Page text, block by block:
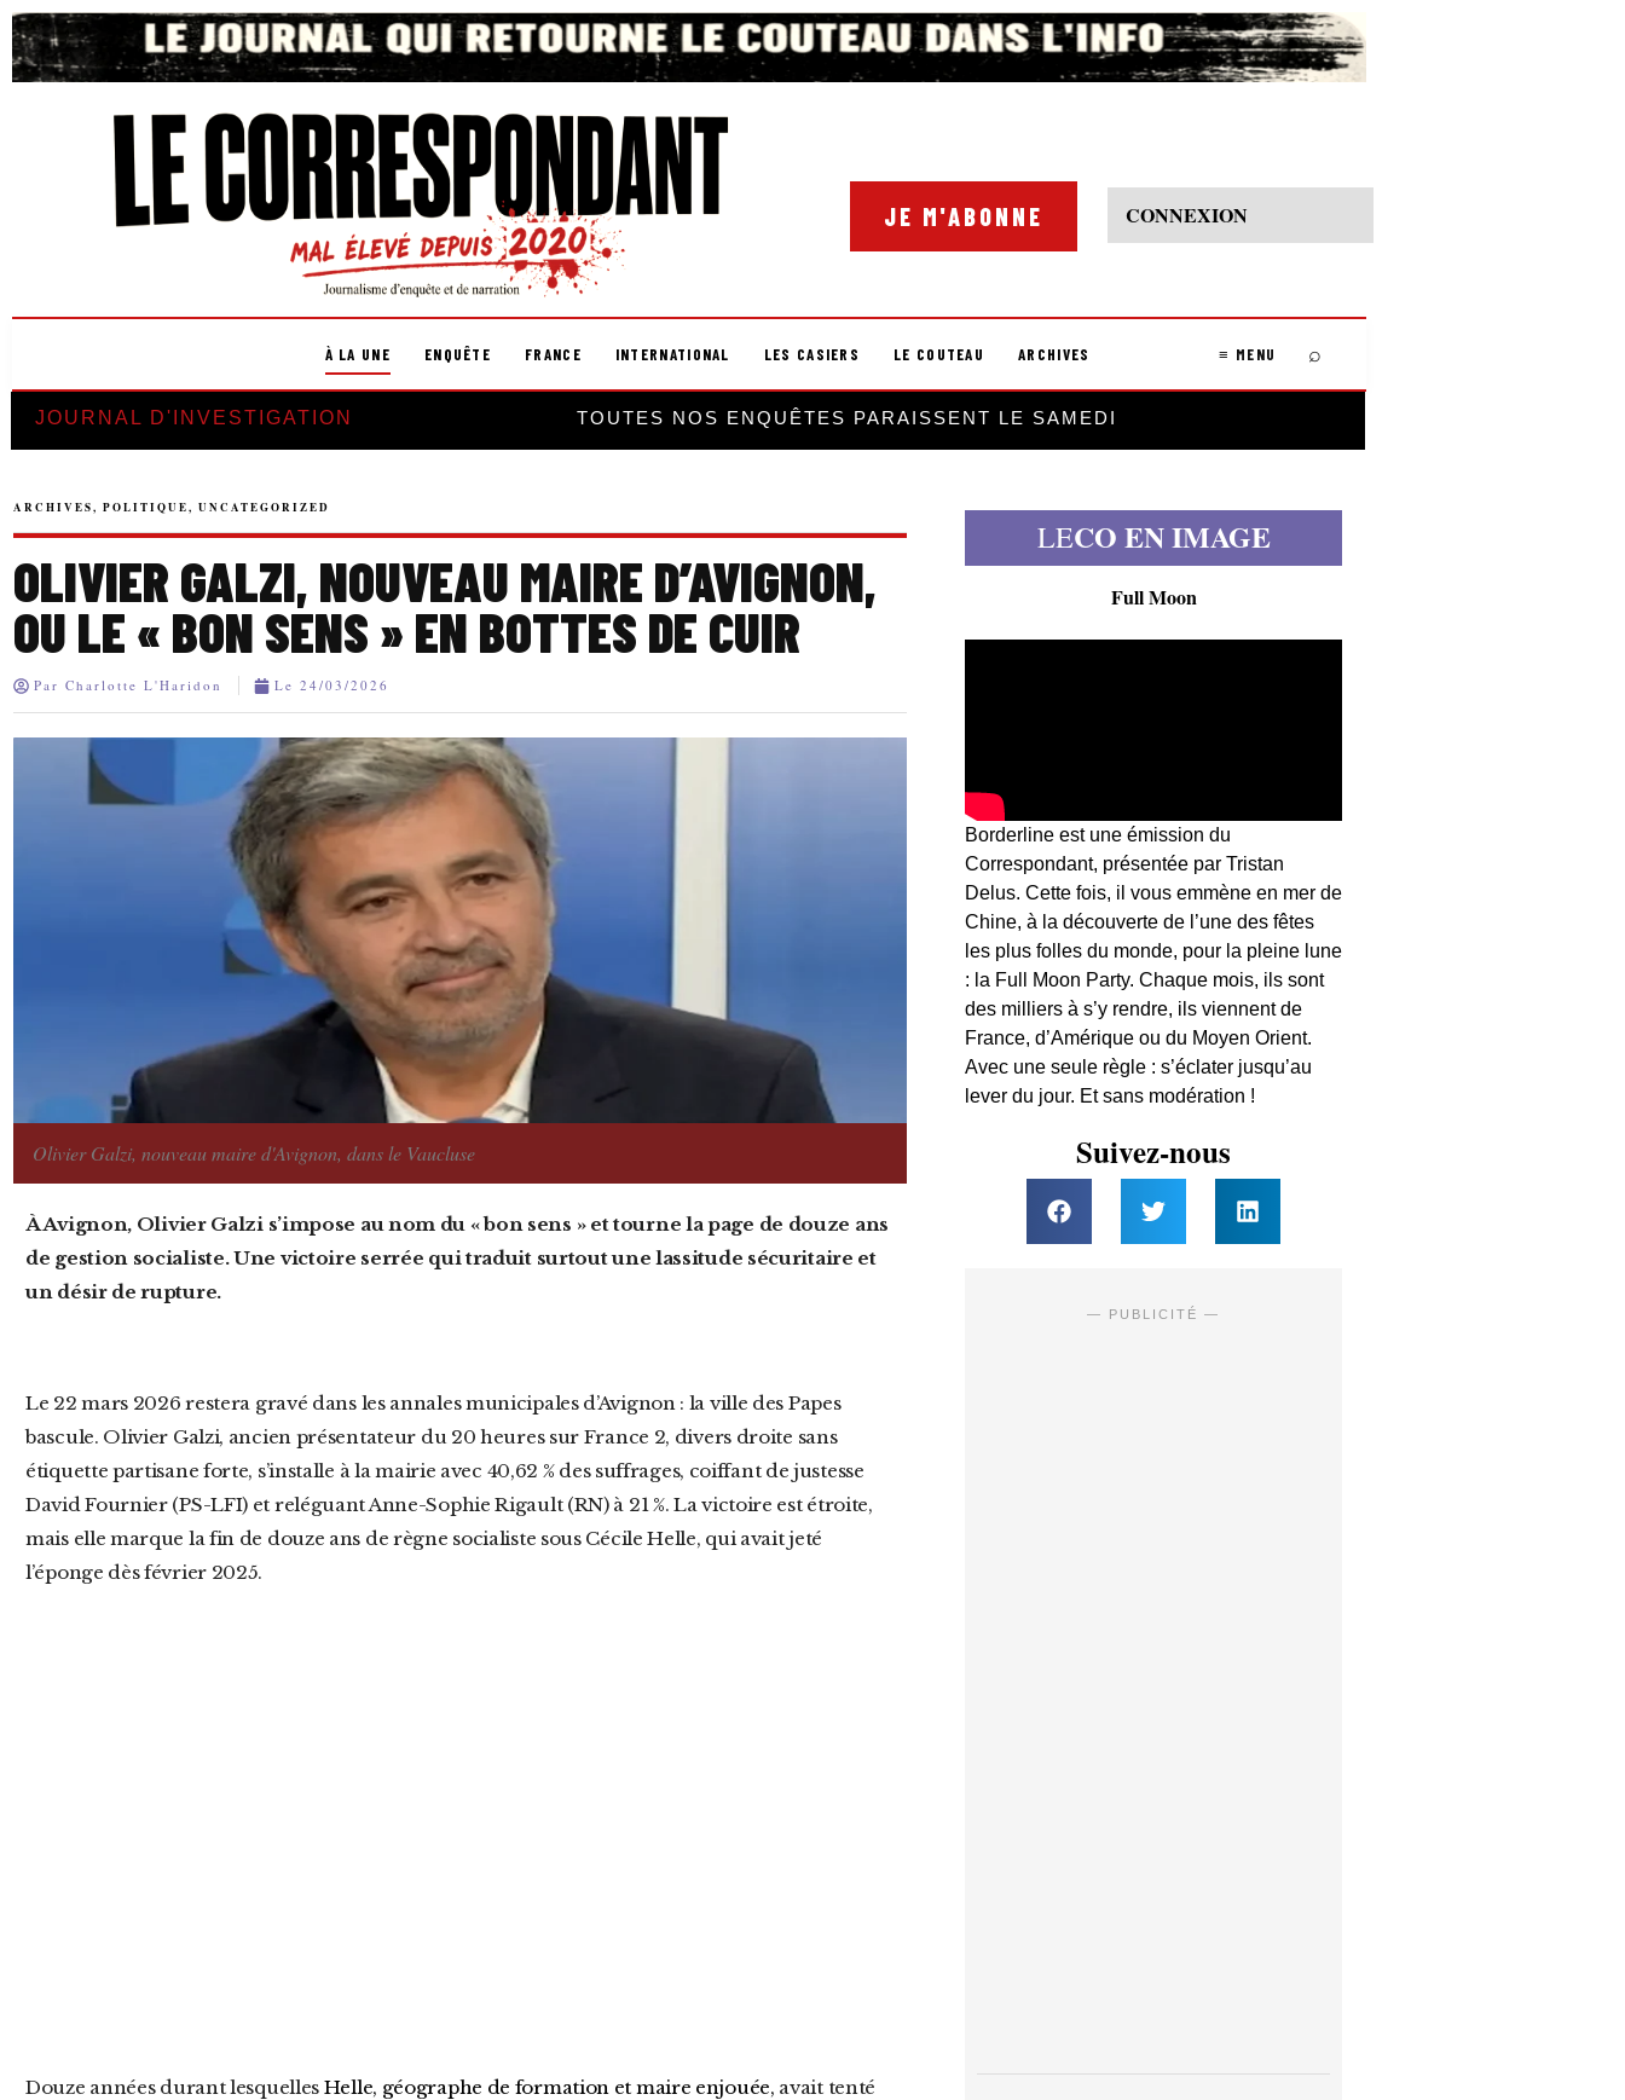
JE M'ABONNE CONNEXION
À LA UNE ENQUÊTE FRANCE INTERNATIONAL LES CASIERS LE COUTEAU ARCHIVES ≡ MENU ⌕
JOURNAL D'INVESTIGATION TOUTES NOS ENQUÊTES PARAISSENT LE SAMEDI
ARCHIVES, POLITIQUE, UNCATEGORIZED
OLIVIER GALZI, NOUVEAU MAIRE D’AVIGNON,
OU LE « BON SENS » EN BOTTES DE CUIR
Par Charlotte L'Haridon Le 24/03/2026
Olivier Galzi, nouveau maire d'Avignon, dans le Vaucluse
À Avignon, Olivier Galzi s’impose au nom du « bon sens » et tourne la page de douze ans
de gestion socialiste. Une victoire serrée qui traduit surtout une lassitude sécuritaire et
un désir de rupture.
Le 22 mars 2026 restera gravé dans les annales municipales d’Avignon : la ville des Papes
bascule. Olivier Galzi, ancien présentateur du 20 heures sur France 2, divers droite sans
étiquette partisane forte, s’installe à la mairie avec 40,62 % des suffrages, coiffant de justesse
David Fournier (PS-LFI) et reléguant Anne-Sophie Rigault (RN) à 21 %. La victoire est étroite,
mais elle marque la fin de douze ans de règne socialiste sous Cécile Helle, qui avait jeté
l’éponge dès février 2025.
Douze années durant lesquelles Helle, géographe de formation et maire enjouée, avait tenté
LECO EN IMAGE
Full Moon
Borderline est une émission du
Correspondant, présentée par Tristan
Delus. Cette fois, il vous emmène en mer de
Chine, à la découverte de l’une des fêtes
les plus folles du monde, pour la pleine lune
: la Full Moon Party. Chaque mois, ils sont
des milliers à s’y rendre, ils viennent de
France, d’Amérique ou du Moyen Orient.
Avec une seule règle : s’éclater jusqu’au
lever du jour. Et sans modération !
Suivez-nous
— PUBLICITÉ —